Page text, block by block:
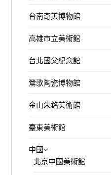
台南奇美博物館
高雄市立美術館
台北國父紀念館
鶯歌陶瓷博物館
金山朱銘美術館
臺東美術館
中國
北京中國美術館